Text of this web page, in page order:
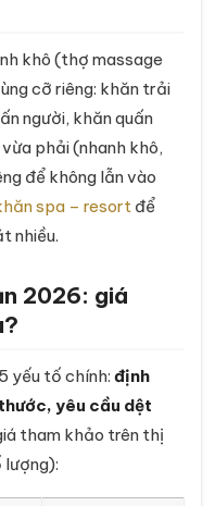
khô (thợ massage
cỡ riêng: khăn trải
người, khăn quấn
phải (nhanh khô,
để không lẫn vào
spa – resort để
nhiều.
2026: giá
yếu tố chính: định
yêu cầu dệt
tham khảo trên thị
lượng):